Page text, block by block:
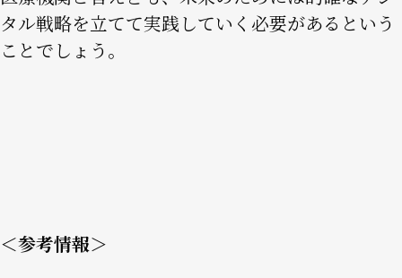
タル戦略を立てて実践していく必要があるという
ことでしょう。
＜参考情報＞